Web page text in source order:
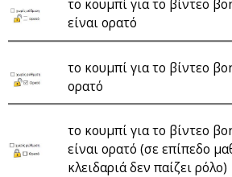
το κουμπί για το βίντεο
είναι ορατό
το κουμπί για το βίντεο
ορατό
το κουμπί για το βίντεο
είναι ορατό (σε επίπεδο
κλειδαριά δεν παίζει ρόλο)